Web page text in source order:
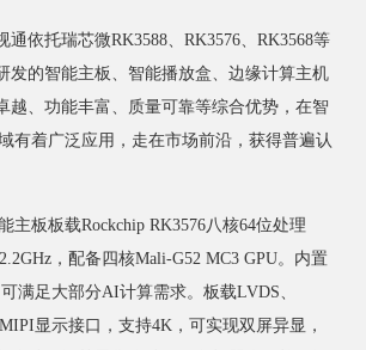
通依托瑞芯微RK3588、RK3576、RK3568等
发的智能主板、智能播放盒、边缘计算主机
越、功能丰富、质量可靠等综合优势，在智
有着广泛应用，走在市场前沿，获得普遍认
主板板载Rockchip RK3576八核64位处理
，配备四核Mali-G52 MC3 GPU。内置
满足大部分AI计算需求。板载LVDS、
显示接口，支持4K，可实现双屏异显，